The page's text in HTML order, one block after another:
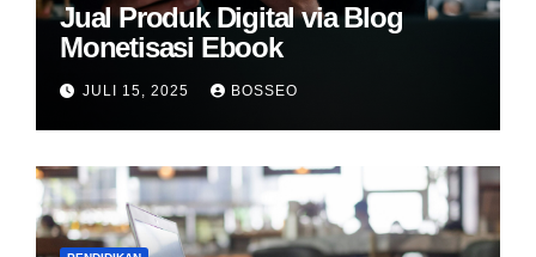
Jual Produk Digital via Blog
Monetisasi Ebook
JULI 15, 2025 BOSSEO